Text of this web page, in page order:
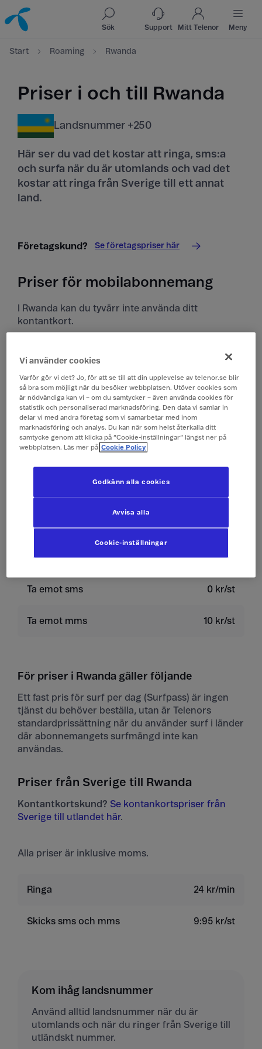
Till innehåll
Till sök
Sök Support Mitt Telenor Meny
Start Roaming Rwanda
Priser i och till Rwanda
Landsnummer +250
Här ser du vad det kostar att ringa, sms:a
och surfa när du är utomlands och vad det
kostar att ringa från Sverige till ett annat
land.
Företagskund? Se företagspriser här
Priser för mobilabonnemang
I Rwanda kan du tyvärr inte använda ditt
kontantkort.
Surfa
149 kr/dygn (0,1 GB)
(Surfpass)
Ringa och ta emot
Ringa röstbrevlåda 19 kr/min
Skicka sms 4 kr/st
Skicka mms 10 kr/st
Ta emot sms 0 kr/st
Ta emot mms 10 kr/st
För priser i Rwanda gäller följande
Ett fast pris för surf per dag (Surfpass) är ingen
tjänst du behöver beställa, utan är Telenors
standardprissättning när du använder surf i länder
där abonnemangets surfmängd inte kan
användas.
Priser från Sverige till Rwanda
Kontantkortskund? Se kontankortspriser från
Sverige till utlandet här.
Alla priser är inklusive moms.
Ringa 24 kr/min
Skicks sms och mms 9:95 kr/st
Kom ihåg landsnummer
Använd alltid landsnummer när du är
utomlands och när du ringer från Sverige till
utländskt nummer.
Vi använder cookies
Varför gör vi det? Jo, för att se till att din upplevelse av telenor.se blir
så bra som möjligt när du besöker webbplatsen. Utöver cookies som
är nödvändiga kan vi – om du samtycker – även använda cookies för
statistik och personaliserad marknadsföring. Den data vi samlar in
delar vi med andra företag som vi samarbetar med inom
marknadsföring och analys. Du kan när som helst återkalla ditt
samtycke genom att klicka på ”Cookie-inställningar” längst ner på
webbplatsen. Läs mer på Cookie Policy
Cookie-inställningar
Avvisa alla
Godkänn alla cookies